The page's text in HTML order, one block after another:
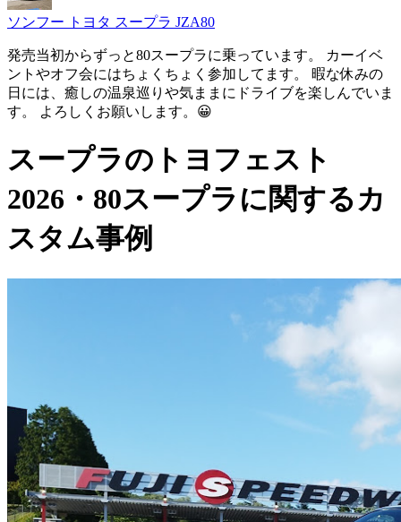
ソンフー トヨタ スープラ JZA80
発売当初からずっと80スープラに乗っています。 カーイベ
ントやオフ会にはちょくちょく参加してます。 暇な休みの
日には、癒しの温泉巡りや気ままにドライブを楽しんでいま
す。 よろしくお願いします。😀
スープラのトヨフェスト
2026・80スープラに関するカ
スタム事例